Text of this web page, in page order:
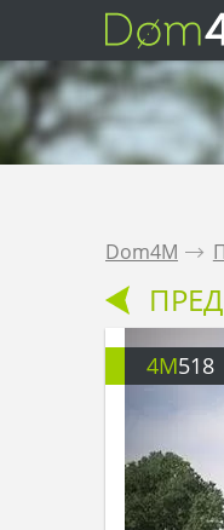
Dom4M .
4M518